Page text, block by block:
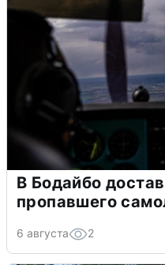
В Бодайбо
пропавшего
6 августа 2